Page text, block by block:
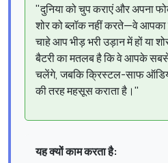
"दुनिया को चुप कराएं और अपना
शोर को ब्लॉक नहीं करते—वे आपका
चाहे आप भीड़ भरी उड़ान में हों या
बैटरी का मतलब है कि वे आपके
चलेंगे, जबकि क्रिस्टल-साफ ऑडियो
की तरह महसूस कराता है।"
यह क्यों काम करता है: